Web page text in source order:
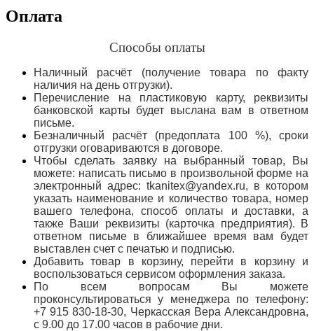
Оплата
Способы оплаты
Наличный расчёт (получение товара по факту
наличия на день отгрузки).
Перечисление на пластиковую карту, реквизиты
банковской карты будет выслана вам в ответном
письме.
Безналичный расчёт (предоплата 100 %), сроки
отгрузки оговариваются в договоре.
Чтобы сделать заявку на выбранный товар, Вы
можете: написать письмо в произвольной форме на
электронный адрес: tkanitex@yandex.ru, в котором
указать наименование и количество товара, номер
вашего телефона, способ оплаты и доставки, а
также Ваши реквизиты (карточка предприятия). В
ответном письме в ближайшее время вам будет
выставлен счет с печатью и подписью.
Добавить товар в корзину, перейти в корзину и
воспользоваться сервисом оформления заказа.
По всем вопросам Вы можете
проконсультироваться у менеджера по телефону:
+7 915 830-18-30, Черкасская Вера Александровна,
с 9.00 до 17.00 часов в рабочие дни.